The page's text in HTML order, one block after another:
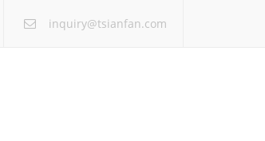
inquiry@tsianfan.com